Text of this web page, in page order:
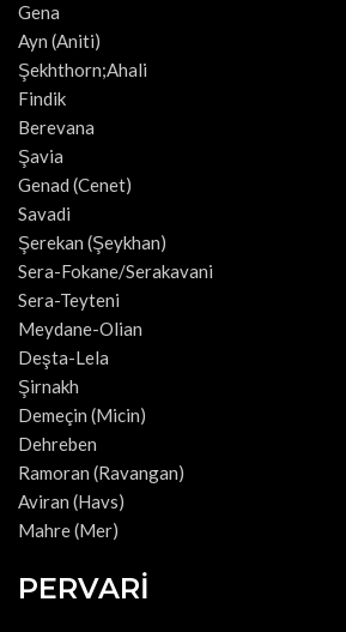
Gena
Ayn (Aniti)
Şekhthorn;Ahali
Findik
Berevana
Şavia
Genad (Cenet)
Savadi
Şerekan (Şeykhan)
Sera-Fokane/Serakavani
Sera-Teyteni
Meydane-Olian
Deşta-Lela
Şirnakh
Demeçin (Micin)
Dehreben
Ramoran (Ravangan)
Aviran (Havs)
Mahre (Mer)
PERVARİ